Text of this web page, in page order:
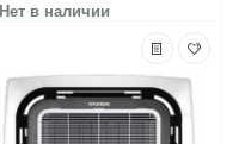
Нет в наличии